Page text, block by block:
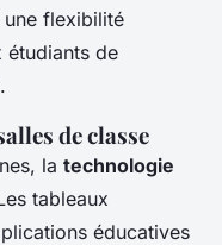
flexibilité
étudiants de
de classe
la technologie
tableaux
éducatives